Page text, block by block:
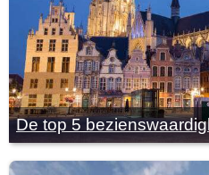
De top 5